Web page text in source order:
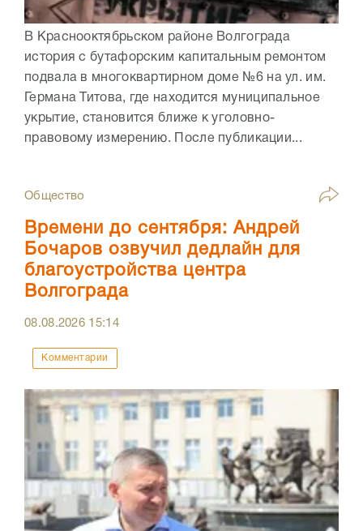
В Краснооктябрьском районе Волгограда
история с бутафорским капитальным ремонтом
подвала в многоквартирном доме №6 на ул. им.
Германа Титова, где находится муниципальное
укрытие, становится ближе к уголовно-
правовому измерению. После публикации...
Общество
Времени до сентября: Андрей
Бочаров озвучил дедлайн для
благоустройства центра
Волгограда
08.08.2026 15:14
Комментарии